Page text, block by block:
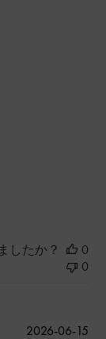
したか？
0
0
公
2026-06-15